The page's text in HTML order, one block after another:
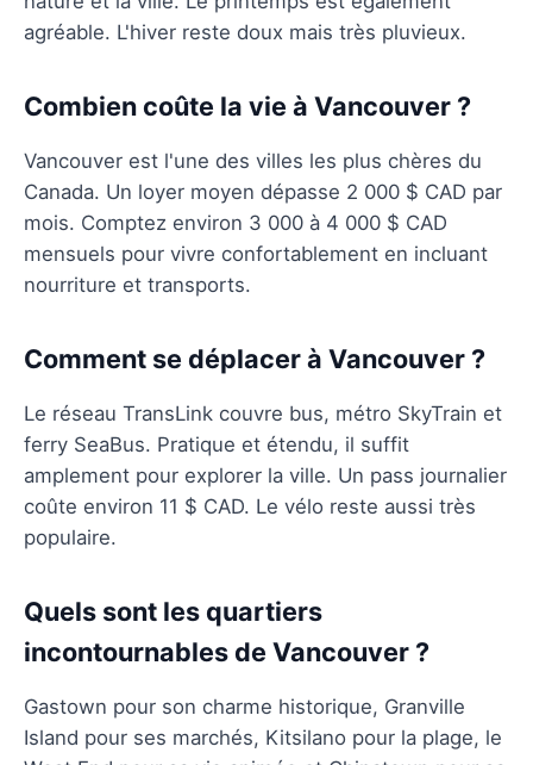
agréable. L'hiver reste doux mais très pluvieux.
Combien coûte la vie à Vancouver ?
Vancouver est l'une des villes les plus chères du
Canada. Un loyer moyen dépasse 2 000 $ CAD par
mois. Comptez environ 3 000 à 4 000 $ CAD
mensuels pour vivre confortablement en incluant
nourriture et transports.
Comment se déplacer à Vancouver ?
Le réseau TransLink couvre bus, métro SkyTrain et
ferry SeaBus. Pratique et étendu, il suffit
amplement pour explorer la ville. Un pass journalier
coûte environ 11 $ CAD. Le vélo reste aussi très
populaire.
Quels sont les quartiers
incontournables de Vancouver ?
Gastown pour son charme historique, Granville
Island pour ses marchés, Kitsilano pour la plage, le